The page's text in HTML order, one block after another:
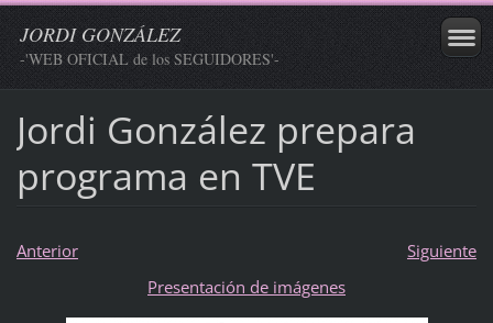
JORDI GONZÁLEZ
-'WEB OFICIAL de los SEGUIDORES'-
Jordi González prepara
programa en TVE
Anterior
Siguiente
Presentación de imágenes